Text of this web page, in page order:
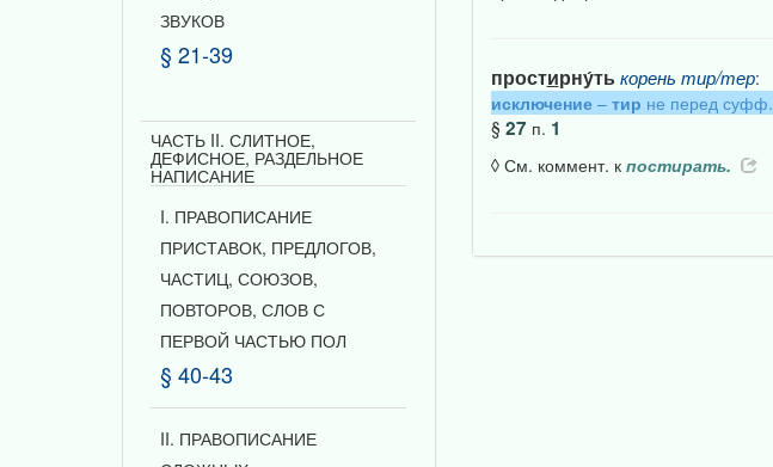
ЗВУКОВ
§ 21-39
ЧАСТЬ II. СЛИТНОЕ,
ДЕФИСНОЕ, РАЗДЕЛЬНОЕ
НАПИСАНИЕ
I. ПРАВОПИСАНИЕ
ПРИСТАВОК, ПРЕДЛОГОВ,
ЧАСТИЦ, СОЮЗОВ,
ПОВТОРОВ, СЛОВ С
ПЕРВОЙ ЧАСТЬЮ ПОЛ
§ 40-43
II. ПРАВОПИСАНИЕ
простирну́ть корень тир/тер:
исключение– тир не перед суфф.
§ 27п. 1
◊ См. коммент. к постирать.